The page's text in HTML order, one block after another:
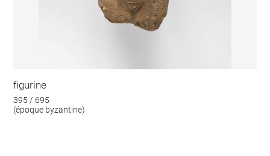
figurine
395 / 695
(époque byzantine)